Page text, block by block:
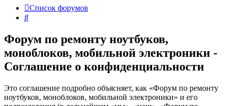
Список форумов
Поиск
Форум по ремонту ноутбуков,
моноблоков, мобильной электроники -
Соглашение о конфиденциальности
Это соглашение подробно объясняет, как «Форум по ремонту
ноутбуков, моноблоков, мобильной электроники» и его